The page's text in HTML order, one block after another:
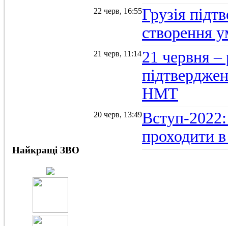
22 черв, 16:55Грузія
створення
21 черв, 11:1421 червня –
НМТ
20 черв, 13:49Вступ-
проходити в
Найкращі ЗВО